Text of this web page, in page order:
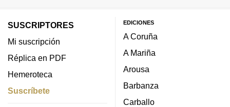
SUSCRIPTORES
Mi suscripción
Réplica en PDF
Hemeroteca
Suscríbete
EDICIONES
A Coruña
A Mariña
Arousa
Barbanza
Carballo